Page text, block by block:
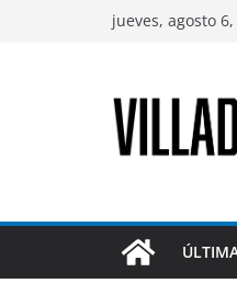
jueves, agosto